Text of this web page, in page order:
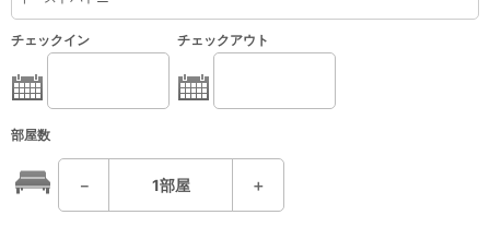
チェックイン チェックアウト
部屋数
－ 1部屋 ＋